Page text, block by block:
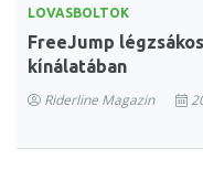
LOVASBOLTOK
FreeJump
kínálatában
Riderline Magazin